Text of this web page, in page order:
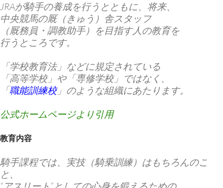
JRAが騎手の養成を行うとともに、将来、
中央競馬の厩（きゅう）舎スタッフ
（厩務員・調教助手）を目指す人の教育を
行うところです。
「学校教育法」などに規定されている
「高等学校」や「専修学校」ではなく、
「職能訓練校」のような組織にあたります。
公式ホームページより引用
教育内容
騎手課程では、実技（騎乗訓練）はもちろんのこ
と、